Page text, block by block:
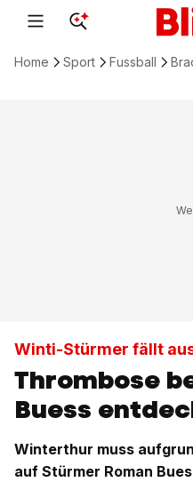
Home Sport Fussball
Winti-Stürmer fällt
Thrombose
Buess
Winterthur muss
auf Stürmer Roman